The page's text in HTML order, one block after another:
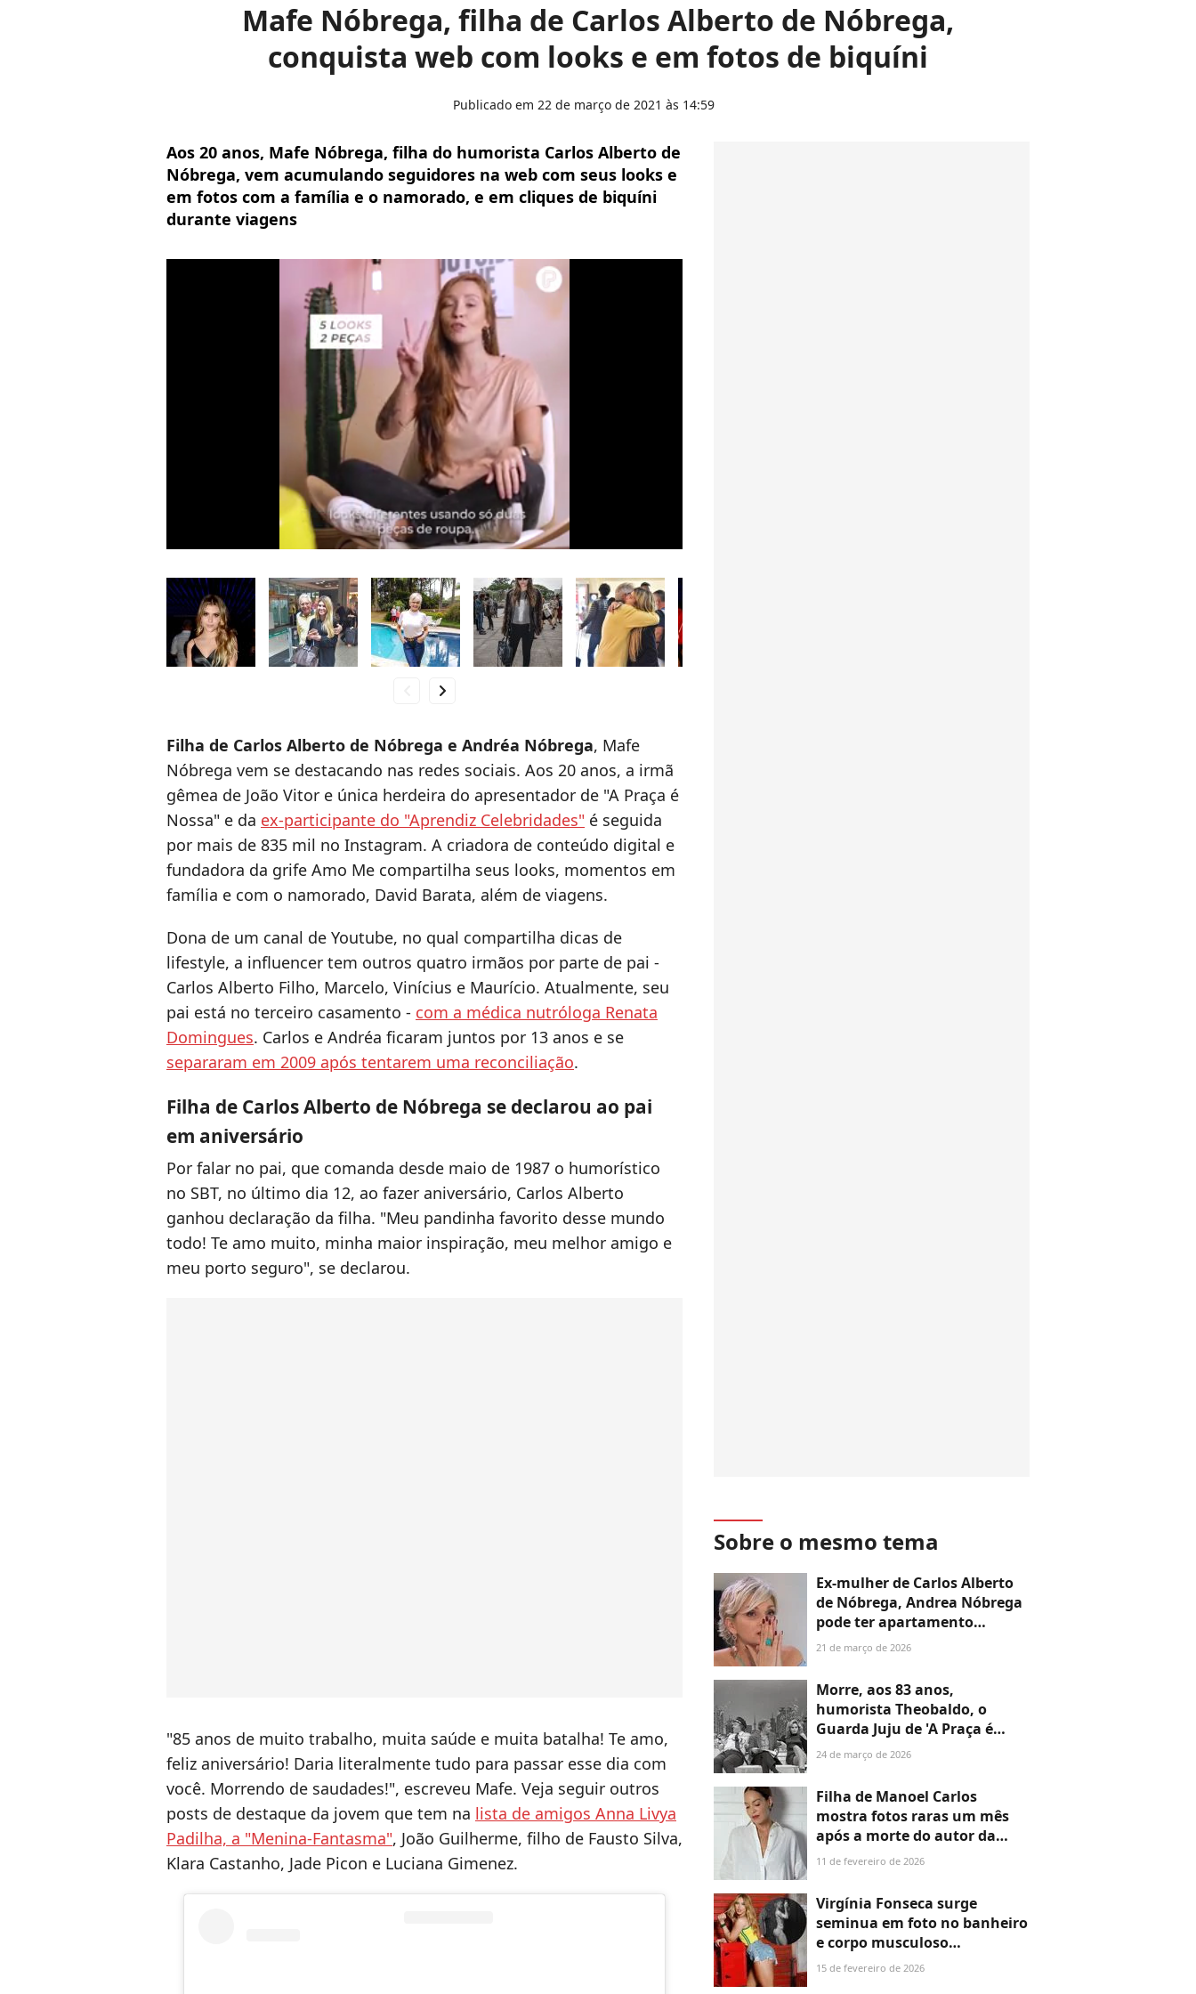
Mafe Nóbrega, filha de Carlos Alberto de Nóbrega,
conquista web com looks e em fotos de biquíni
Publicado em 22 de março de 2021 às 14:59
Aos 20 anos, Mafe Nóbrega, filha do humorista Carlos Alberto de
Nóbrega, vem acumulando seguidores na web com seus looks e
em fotos com a família e o namorado, e em cliques de biquíni
durante viagens
chevron_right
Filha de Carlos Alberto de Nóbrega e Andréa Nóbrega, Mafe
Nóbrega vem se destacando nas redes sociais. Aos 20 anos, a irmã
gêmea de João Vitor e única herdeira do apresentador de "A Praça é
Nossa" e da ex-participante do "Aprendiz Celebridades" é seguida
por mais de 835 mil no Instagram. A criadora de conteúdo digital e
fundadora da grife Amo Me compartilha seus looks, momentos em
família e com o namorado, David Barata, além de viagens.
Dona de um canal de Youtube, no qual compartilha dicas de
lifestyle, a influencer tem outros quatro irmãos por parte de pai -
Carlos Alberto Filho, Marcelo, Vinícius e Maurício. Atualmente, seu
pai está no terceiro casamento - com a médica nutróloga Renata
Domingues. Carlos e Andréa ficaram juntos por 13 anos e se
separaram em 2009 após tentarem uma reconciliação.
Filha de Carlos Alberto de Nóbrega se declarou ao pai
em aniversário
Por falar no pai, que comanda desde maio de 1987 o humorístico
no SBT, no último dia 12, ao fazer aniversário, Carlos Alberto
ganhou declaração da filha. "Meu pandinha favorito desse mundo
todo! Te amo muito, minha maior inspiração, meu melhor amigo e
meu porto seguro", se declarou.
"85 anos de muito trabalho, muita saúde e muita batalha! Te amo,
feliz aniversário! Daria literalmente tudo para passar esse dia com
você. Morrendo de saudades!", escreveu Mafe. Veja seguir outros
posts de destaque da jovem que tem na lista de amigos Anna Livya
Padilha, a "Menina-Fantasma", João Guilherme, filho de Fausto Silva,
Klara Castanho, Jade Picon e Luciana Gimenez.
Sobre o mesmo tema
Ex-mulher de Carlos Alberto
de Nóbrega, Andrea Nóbrega
pode ter apartamento
penhorado por dívida com
21 de março de 2026
Morre, aos 83 anos,
humorista Theobaldo, o
Guarda Juju de 'A Praça é
Nossa'; há uma década,
Carlos Alberto de Nóbrega:
'Fui descartado'
24 de março de 2026
Filha de Manoel Carlos
mostra fotos raras um mês
após a morte do autor da
Globo e revela estado de
anos juntos: 'Muitos
imaginavam que ela iria
desmoronar'
11 de fevereiro de 2026
Virgínia Fonseca surge
seminua em foto no banheiro
e corpo musculoso
impressiona a web. Foto!
15 de fevereiro de 2026